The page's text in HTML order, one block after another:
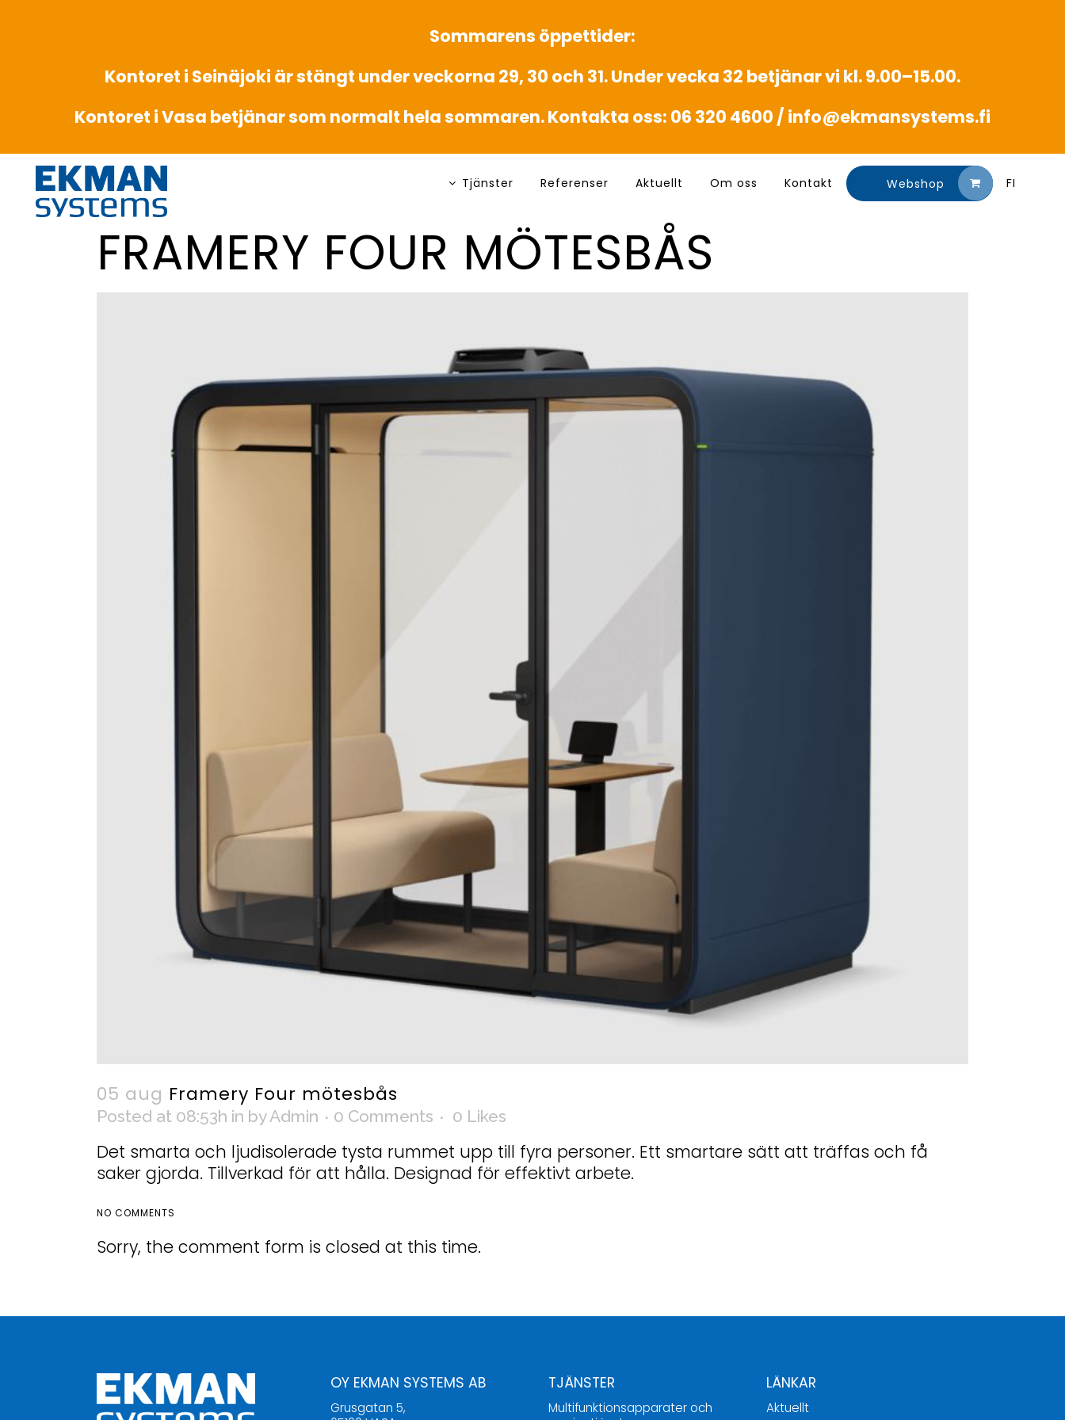
Sommarens öppettider:
Kontoret i Seinäjoki är stängt under veckorna 29, 30 och 31. Under vecka 32 betjänar vi kl. 9.00–15.00.
Kontoret i Vasa betjänar som normalt hela sommaren. Kontakta oss: 06 320 4600 / info@ekmansystems.fi
Tjänster Referenser Aktuellt Om oss Kontakt Webshop FI
FRAMERY FOUR MÖTESBÅS
05 aug Framery Four mötesbås
Posted at 08:53h in byAdmin 0 Comments 0 Likes
Det smarta och ljudisolerade tysta rummet upp till fyra personer. Ett smartare sätt att träffas och få
saker gjorda. Tillverkad för att hålla. Designad för effektivt arbete.
NO COMMENTS
Sorry, the comment form is closed at this time.
OY EKMAN SYSTEMS AB
Grusgatan 5,
TJÄNSTER
Multifunktionsapparater och
LÄNKAR
Aktuellt